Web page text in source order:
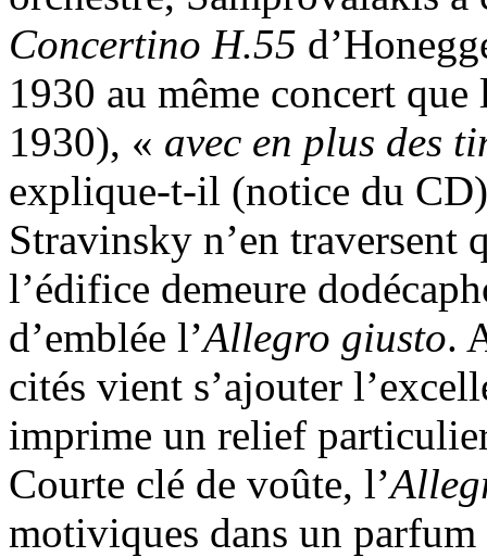
Concertino H.55
1930 au même concert
1930), « avec en plus des
explique-t-il (notice du
Stravinsky n’en traversent
l’édifice demeure
d’emblée l’Allegro giusto.
cités vient s’ajouter
imprime un relief
Courte clé de voûte, l’
motiviques dans un parfum